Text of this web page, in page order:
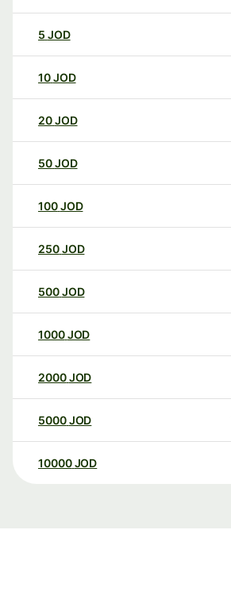
5 JOD
10JOD
20JOD
50JOD
100JOD
250JOD
500JOD
1000JOD
2000JOD
5000JOD
10000 JOD